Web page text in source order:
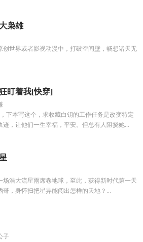
枭雄
创世界或者影视动漫中，打破空间壁，畅想诸天无
盯着我[快穿]
下本写这个，求收藏白钥的工作任务是改变特定
迹，让他们一生幸福，平安。但总有人阻挠她...
场浩大流星雨席卷地球，至此，获得新时代第一天
哥，身怀扫把星异能闯出怎样的天地？...
子